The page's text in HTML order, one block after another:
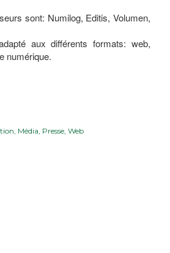
sont: Numilog, Editis, Volumen,
aux différents formats: web,
numérique.
Média Presse Web